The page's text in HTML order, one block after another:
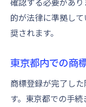
的が法律に準拠し
奨されます。
東京都内での商
商標登録が完了し
す。東京都での手